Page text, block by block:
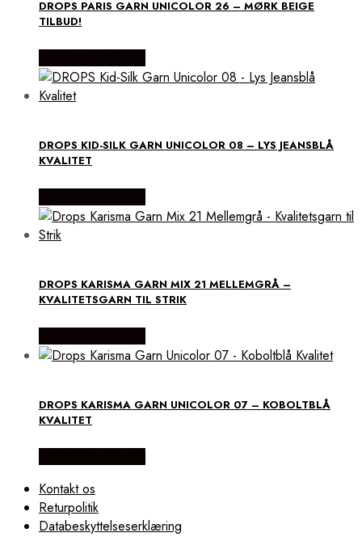
DROPS PARIS GARN UNICOLOR 26 – MØRK BEIGE
TILBUD!
DROPS KID-SILK GARN UNICOLOR 08 – LYS JEANSBLÅ
KVALITET
DROPS KARISMA GARN MIX 21 MELLEMGRÅ –
KVALITETSGARN TIL STRIK
DROPS KARISMA GARN UNICOLOR 07 – KOBOLTBLÅ
KVALITET
Kontakt os
Returpolitik
Databeskyttelseserklæring